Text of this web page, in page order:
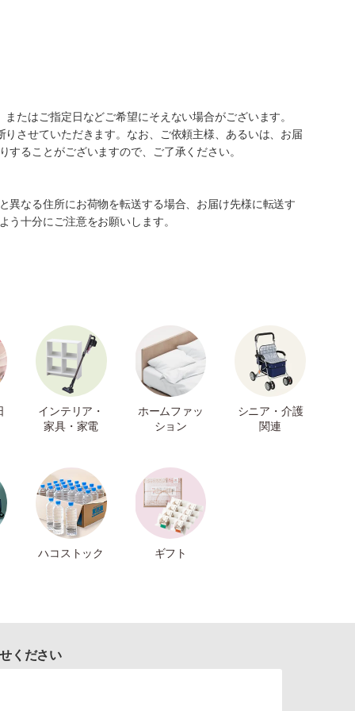
たはご指定日などご希望にそえない場合がございます。
させていただきます。なお、ご依頼主様、あるいは、お届
ることがございますので、ご了承ください。
異なる住所にお荷物を転送する場合、お届け先様に転送す
十分にご注意をお願いします。
インテリア・
家具・家電
ホームファッ
ション
シニア・介護
関連
ハコストック ギフト
ください